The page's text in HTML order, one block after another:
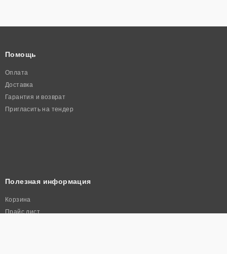
Помощь
Оплата
Доставка
Гарантия и возврат
Пригласить на тендер
Полезная информация
Корзина
Прайс лист